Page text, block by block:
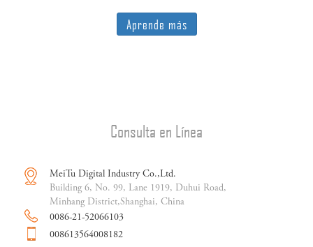
Aprende más
Consulta en Línea
MeiTu Digital Industry Co.,Ltd.
Building 6, No. 99, Lane 1919, Duhui Road,
Minhang District,Shanghai, China
0086-21-52066103
008613564008182